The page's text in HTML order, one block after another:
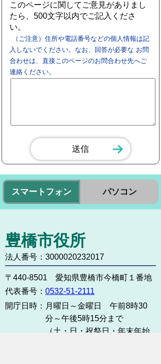
このページに関してご意見がありまし
たら、500文字以内でご記入くださ
い。
（ご注意）住所や電話番号などの個人情報は記
入しないでください。なお、回答が必要な お問
合わせは、直接このページのお問合わせ先へご
連絡ください。
スマートフォン パソコン
豊橋市役所
法人番号：3000020232017
〒440-8501 愛知県豊橋市今橋町１番地
代表番号： 0532-51-2111
開庁日時： 月曜日～金曜日 午前8時30
分～午後5時15分まで
（土・日・祝祭日・年末年始